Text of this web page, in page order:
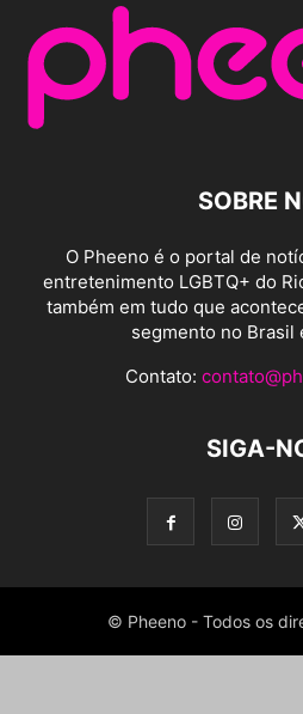
SOBRE
O Pheeno é o portal de
entretenimento LGBTQ+ do
também em tudo que
segmento no Brasil
Contato:
SIGA-
© Pheeno - Todos os